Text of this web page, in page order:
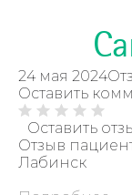
24 мая 2024
Оставить
Оставить
Отзыв
Лабинск